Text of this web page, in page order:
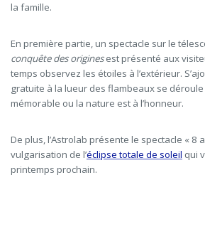
la famille.
En première partie, un spectacle sur le
conquête des originesest présenté aux
temps observez les étoiles à l’extérieur.
gratuite à la lueur des flambeaux se
mémorable ou la nature est à l’honneur.
De plus, l’Astrolab présente le spectacle « 8
vulgarisation de l’éclipse totale de soleil qui
printemps prochain.